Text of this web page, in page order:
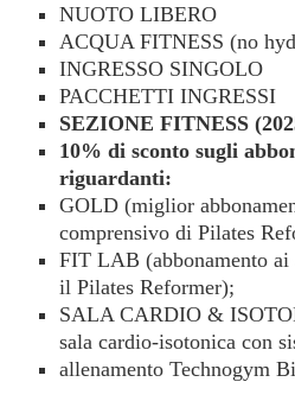
NUOTO LIBERO
ACQUA FITNESS (no
INGRESSO SINGOLO
PACCHETTI INGRESSI
SEZIONE FITNESS
10% di sconto sugli
riguardanti:
GOLD (miglior
comprensivo di Pilates
FIT LAB (abbonamento
il Pilates Reformer);
SALA CARDIO &
sala cardio-isotonica con
allenamento Technogym